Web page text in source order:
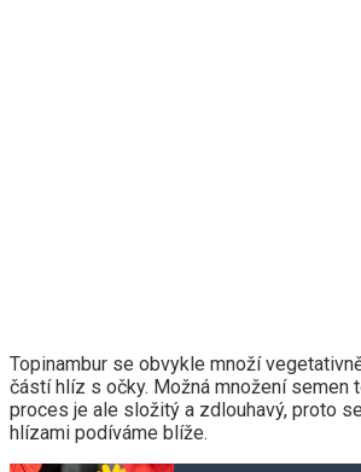
Topinambur se obvykle množí
částí hlíz s očky. Možná množení semen
proces je ale složitý a zdlouhavý, proto
hlízami podíváme blíže.